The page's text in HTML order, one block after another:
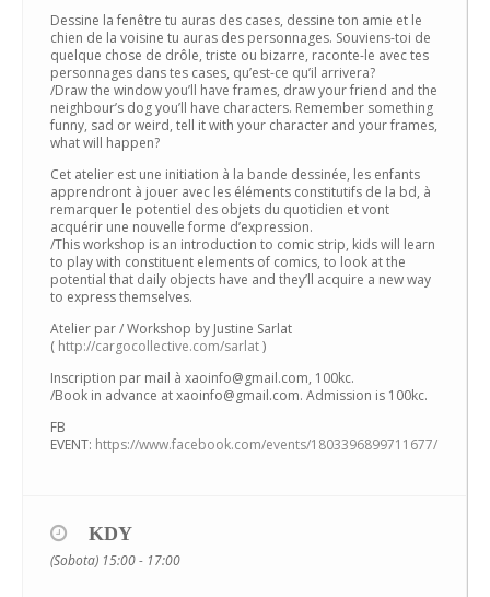
Dessine la fenêtre tu auras des cases, dessine ton amie et le
chien de la voisine tu auras des personnages. Souviens-toi de
quelque chose de drôle, triste ou bizarre, raconte-le avec tes
personnages dans tes cases, qu’est-ce qu’il arrivera?
/Draw the window you’ll have frames, draw your friend and the
neighbour’s dog you’ll have characters. Remember something
funny, sad or weird, tell it with your character and your frames,
what will happen?
Cet atelier est une initiation à la bande dessinée, les enfants
apprendront à jouer avec les éléments constitutifs de la bd, à
remarquer le potentiel des objets du quotidien et vont
acquérir une nouvelle forme d’expression.
/This workshop is an introduction to comic strip, kids will learn
to play with constituent elements of comics, to look at the
potential that daily objects have and they’ll acquire a new way
to express themselves.
Atelier par / Workshop by Justine Sarlat
( http://cargocollective.com/sarlat)
Inscription par mail à xaoinfo@gmail.com, 100kc.
/Book in advance at xaoinfo@gmail.com. Admission is 100kc.
FB
EVENT: https://www.facebook.com/events/1803396899711677/
KDY
(Sobota) 15:00 - 17:00